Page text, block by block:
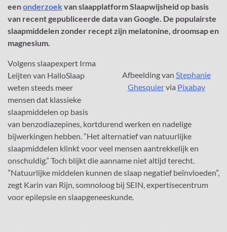
eenonderzoekvan slaapplatform Slaapwijsheid op basis
van recent gepubliceerde data van Google. De populairste
slaapmiddelen zonder recept zijn melatonine, droomsap en
magnesium.
Afbeelding van Stephanie
Ghesquiervia Pixabay
Volgens slaapexpert Irma
Leijten van HalloSlaap
weten steeds meer
mensen dat klassieke
slaapmiddelen op basis
van benzodiazepines, kortdurend werken en nadelige
bijwerkingen hebben. “Het alternatief van natuurlijke
slaapmiddelen klinkt voor veel mensen aantrekkelijk en
onschuldig.” Toch blijkt die aanname niet altijd terecht.
”Natuurlijke middelen kunnen de slaap negatief beïnvloeden”,
zegt Karin van Rijn, somnoloog bij SEIN, expertisecentrum
voor epilepsie en slaapgeneeskunde.